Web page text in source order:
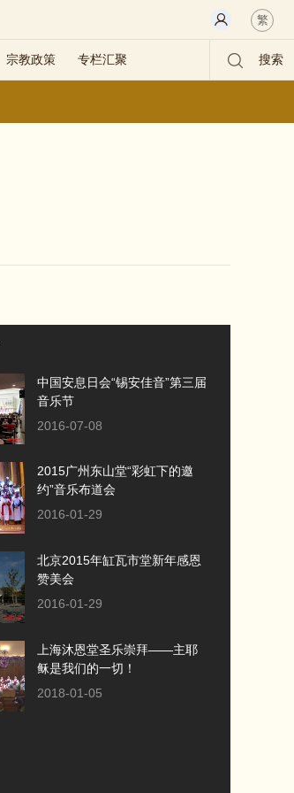
繁
宗教政策 专栏汇聚 搜索
中国安息日会“锡安佳音”第三届
音乐节
2016-07-08
2015广州东山堂“彩虹下的邀
约”音乐布道会
2016-01-29
北京2015年缸瓦市堂新年感恩
赞美会
2016-01-29
上海沐恩堂圣乐崇拜——主耶
稣是我们的一切！
2018-01-05